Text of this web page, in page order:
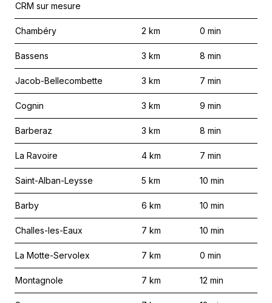
CRM sur mesure
Chambéry 2 km 0 min
Bassens 3 km 8 min
Jacob-Bellecombette 3 km 7 min
Cognin 3 km 9 min
Barberaz 3 km 8 min
La Ravoire 4 km 7 min
Saint-Alban-Leysse 5 km 10 min
Barby 6 km 10 min
Challes-les-Eaux 7 km 10 min
La Motte-Servolex 7 km 0 min
Montagnole 7 km 12 min